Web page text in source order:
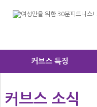
커브스 특징
커브스 소식